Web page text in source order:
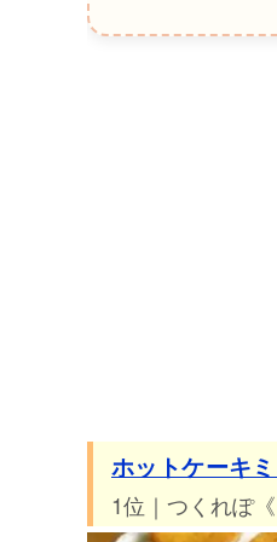
30位 つくれぽ141件
40位 つくれぽ20件
ホットケーキ
1位｜つくれぽ《